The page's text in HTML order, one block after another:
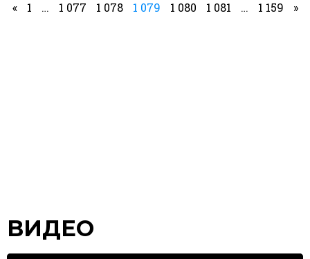
« 1 … 1 077 1 078 1 079 1 080 1 081 … 1 159 »
ВИДЕО